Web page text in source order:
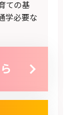
ての基
学必要な